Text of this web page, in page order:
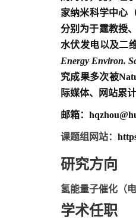
家纳米科学中心
分别为于霆教授、
水伏发电以及二
Energy Environ.
究成果多次被
际媒体、网站累
邮箱：
课题组网站：
研究方向
氢能量子催化（
学术任职